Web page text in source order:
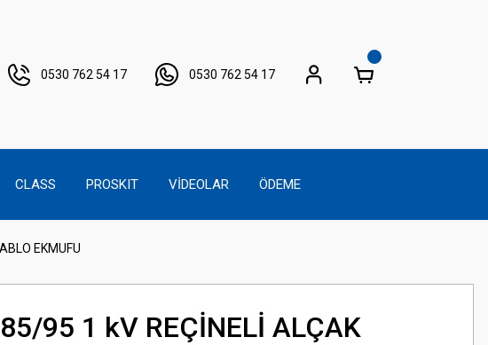
0530 762 54 17 0530 762 54 17
CLASS PROSKIT VİDEOLAR ÖDEME
EKMUFU
95 1 kV REÇİNELİ ALÇAK